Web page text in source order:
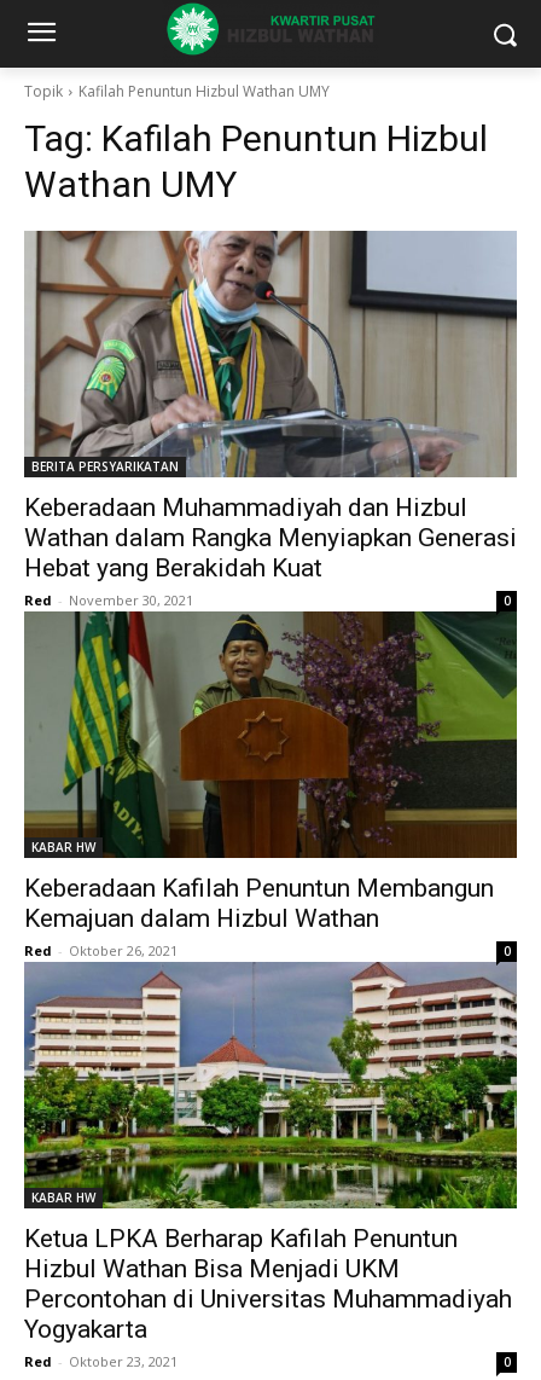
Topik Kafilah Penuntun Hizbul Wathan UMY
Tag: Kafilah Penuntun Hizbul
Wathan UMY
BERITA PERSYARIKATAN
Keberadaan Muhammadiyah dan Hizbul
Wathan dalam Rangka Menyiapkan Generasi
Hebat yang Berakidah Kuat
Red - November 30, 2021 0
KABAR HW
Keberadaan Kafilah Penuntun Membangun
Kemajuan dalam Hizbul Wathan
Red - Oktober 26, 2021 0
KABAR HW
Ketua LPKA Berharap Kafilah Penuntun
Hizbul Wathan Bisa Menjadi UKM
Percontohan di Universitas Muhammadiyah
Yogyakarta
Red - Oktober 23, 2021 0